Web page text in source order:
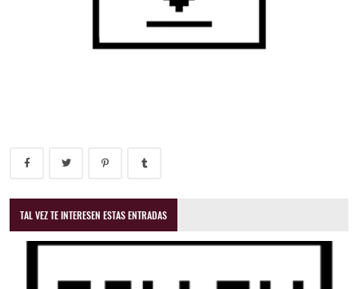
TAL VEZ TE INTERESEN ESTAS ENTRADAS